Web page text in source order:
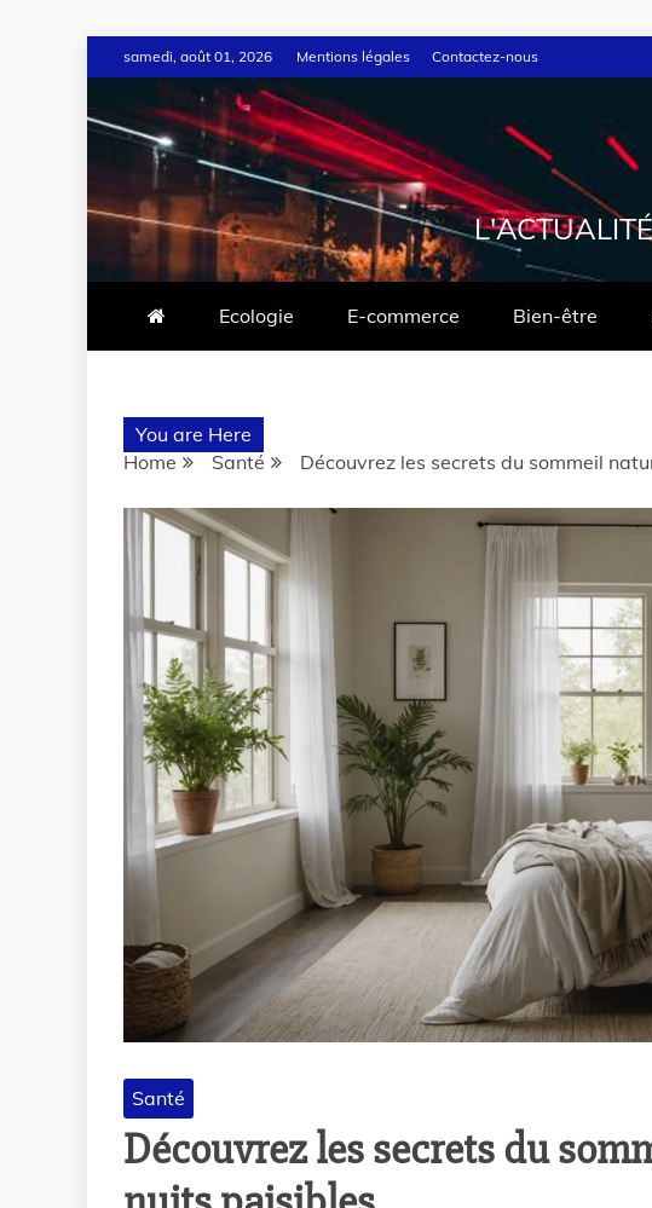
samedi, août 01, 2026 Mentions légales Contactez-nous
Ecologie E-commerce Bien-être
You are Here
Home
Santé Découvrez les secrets du sommeil
Santé
Découvrez les secrets du